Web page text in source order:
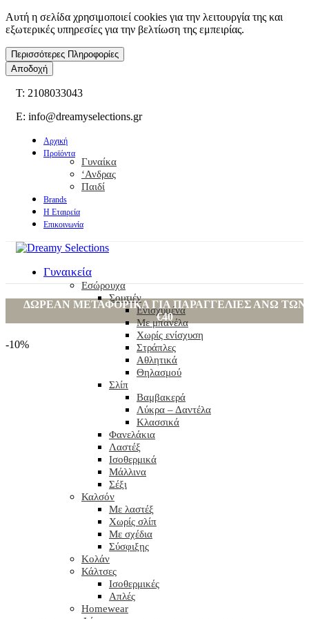
Αυτή η σελίδα χρησιμοποιεί cookies για την λειτουργία της και
εξωτερικές υπηρεσίες για την βελτίωση της εμπειρίας.
Περισσότερες Πληροφορίες
Αποδοχή
T: 2108033043
E: info@dreamyselections.gr
Αρχική
Προϊόντα
Γυναίκα
‘Ανδρας
Παιδί
Brands
Η Εταιρεία
Επικοινωνία
Γυναικεία
Εσώρουχα
Σουτιέν
Ενισχυμένα
Με μπανέλα
Χωρίς ενίσχυση
Στράπλες
Αθλητικά
Θηλασμού
Σλίπ
Βαμβακερά
Λύκρα – Δαντέλα
Κλασσικά
Φανελάκια
Λαστέξ
Ισοθερμικά
Μάλλινα
Σέξι
Καλσόν
Με λαστέξ
Χωρίς σλίπ
Με σχέδια
Σύσφιξης
Κολάν
Κάλτσες
Ισοθερμικές
Απλές
Homewear
ΔΩΡΕΑΝ ΜΕΤΑΦΟΡΙΚΑ ΓΙΑ ΠΑΡΑΓΓΕΛΙΕΣ ΑΝΩ ΤΩΝ
€40
-10%